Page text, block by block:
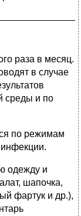
раза в месяц.
в случае
среды и по
по режимам
одежду и
шапочка,
фартук и др.),